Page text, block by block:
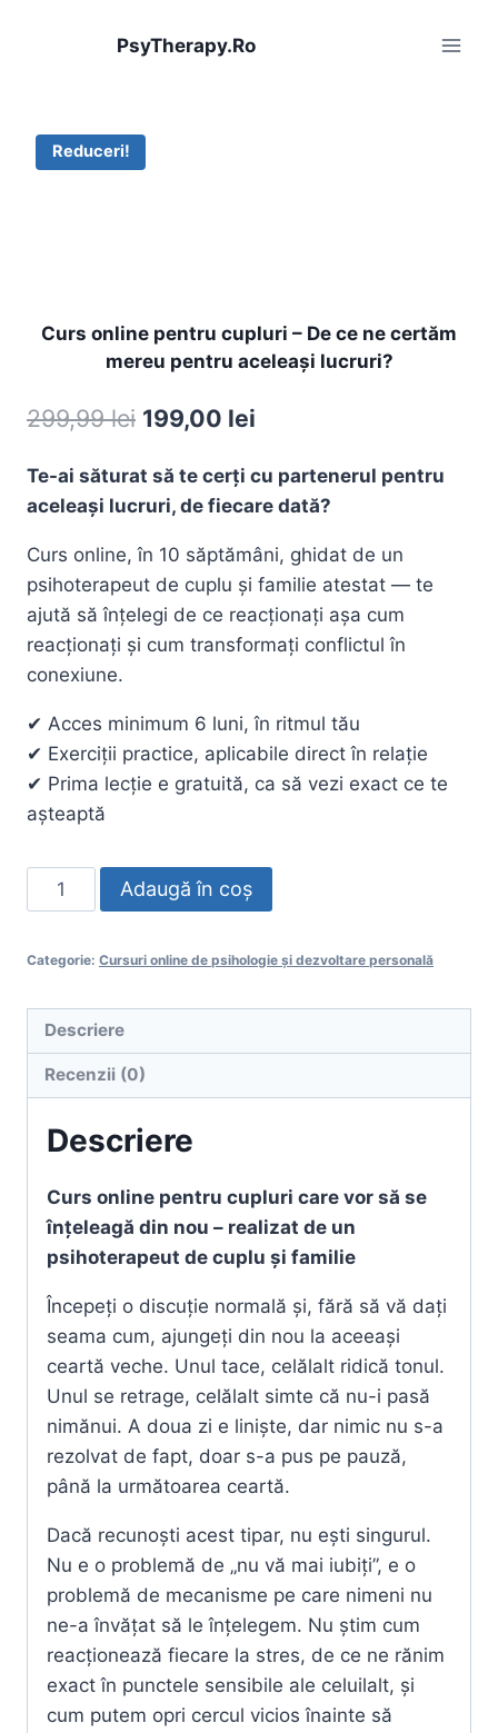
PsyTherapy.Ro
Reduceri!
Curs online pentru cupluri – De ce ne certăm
mereu pentru aceleași lucruri?
299,99lei Prețul
299,99 lei.
199,00 lei
este:
Te-ai săturat să te cerți cu partenerul pentru
aceleași lucruri, de fiecare dată?
Curs online,în 10 săptămâni, ghidat de un
psihoterapeut de cuplu și familie atestat — te
ajută să înțelegi de ce reacționați așa cum
reacționați și cum transformați conflictul în
conexiune.
✔ Acces minimum 6 luni, în ritmul tău
✔ Exerciții practice, aplicabile direct în relație
✔ Prima lecție e gratuită, ca să vezi exact ce te
așteaptă
Cantitate
Curs
pentru
De
certăm
pentru
aceleași
lucruri?
Adaugă în coș
Categorie: Cursuri online de psihologie și dezvoltare personală
Descriere
Recenzii (0)
Descriere
Curs online pentru cupluri care vor să se
înțeleagă din nou – realizat de un
psihoterapeut de cuplu și familie
Începeți o discuție normală și, fără să vă dați
seama cum, ajungeți din nou la aceeași
ceartă veche. Unul tace, celălalt ridică tonul.
Unul se retrage, celălalt simte că nu-i pasă
nimănui. A doua zi e liniște, dar nimic nu s-a
rezolvat de fapt, doar s-a pus pe pauză,
până la următoarea ceartă.
Dacă recunoști acest tipar, nu ești singurul.
Nu e o problemă de „nu vă mai iubiți”, e o
problemă de mecanisme pe care nimeni nu
ne-a învățat să le înțelegem. Nu știm cum
reacționează fiecare la stres, de ce ne rănim
exact în punctele sensibile ale celuilalt, și
cum putem opri cercul vicios înainte să